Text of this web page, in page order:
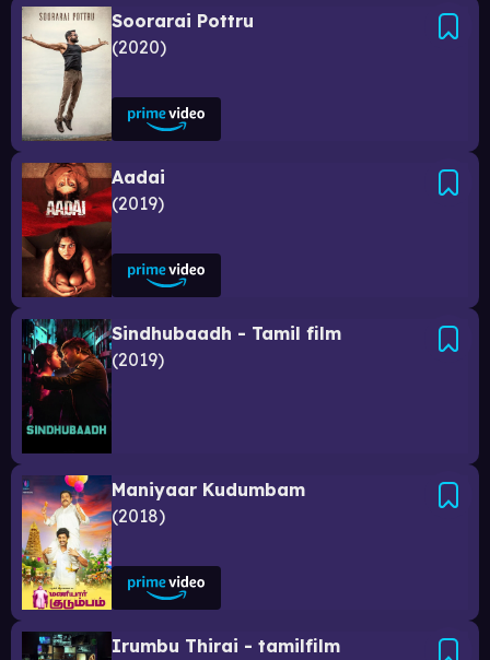
Soorarai Pottru
2020
Aadai
2019
Sindhubaadh - Tamil film
2019
Maniyaar Kudumbam
2018
Irumbu Thirai - tamilfilm